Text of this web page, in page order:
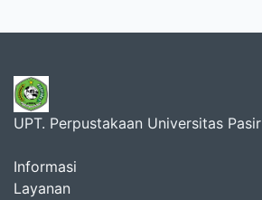
UPT. Perpustakaan Universitas
Informasi
Layanan